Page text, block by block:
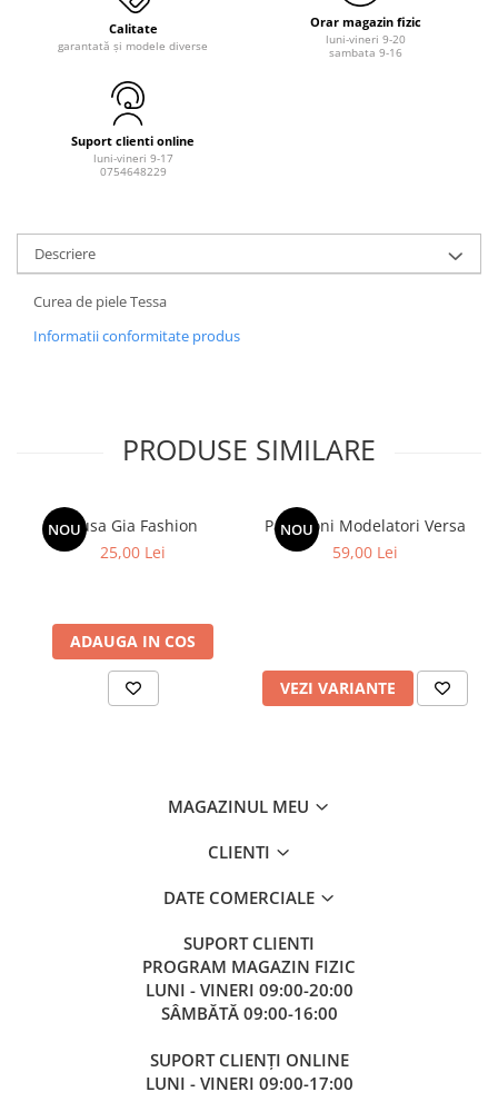
Calitate
garantată și modele diverse
Orar magazin fizic
luni-vineri 9-20
sambata 9-16
Suport clienti online
luni-vineri 9-17
0754648229
Descriere
Curea de piele Tessa
Informatii conformitate produs
PRODUSE SIMILARE
NOUHusa Gia Fashion
25,00 Lei
ADAUGA IN COS
NOU
Pantaloni Modelatori Versa
59,00 Lei
VEZI VARIANTE
MAGAZINUL MEU
CLIENTI
DATE COMERCIALE
SUPORT CLIENTI
PROGRAM MAGAZIN FIZIC
LUNI - VINERI 09:00-20:00
SÂMBĂTĂ 09:00-16:00
SUPORT CLIENȚI ONLINE
LUNI - VINERI 09:00-17:00